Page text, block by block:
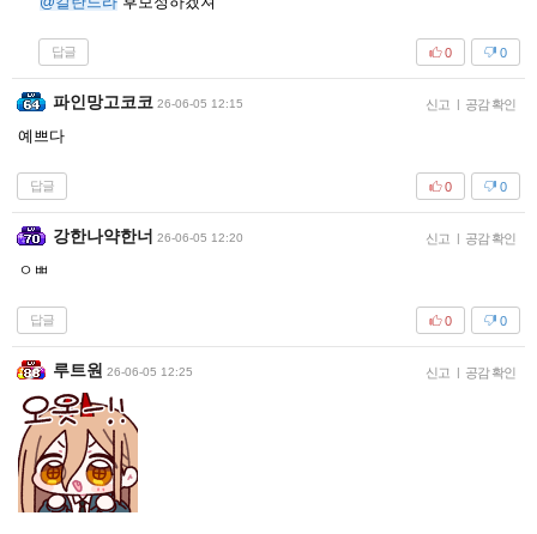
답글 0
0
파인망고코코 26-06-05 12:15 신고 | 공감 확인
예쁘다
답글 0
0
강한나약한너 26-06-05 12:20 신고 | 공감 확인
ㅇㅃ
답글 0
0
루트원 26-06-05 12:25 신고 | 공감 확인